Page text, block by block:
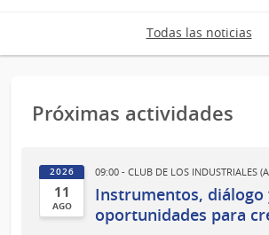
Todas las noticias
Próximas actividades
2026
11
AGO
09:00 - CLUB DE LOS INDUSTRIALES
Instrumentos, diálogo
oportunidades para